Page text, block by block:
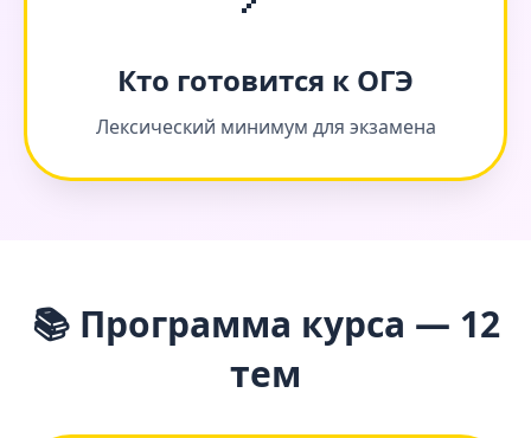
Кто готовится к ОГЭ
Лексический минимум для экзамена
📚 Программа курса — 12
тем